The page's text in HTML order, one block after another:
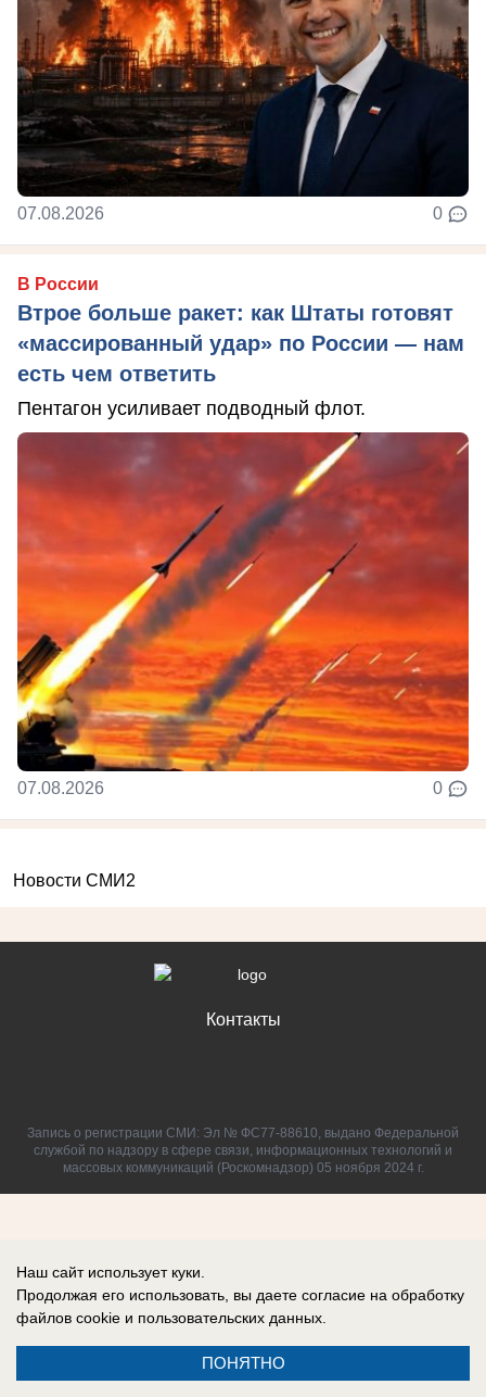
07.08.2026 0
В России
Втрое больше ракет: как Штаты готовят
«массированный удар» по России — нам
есть чем ответить
Пентагон усиливает подводный флот.
07.08.2026 0
Новости СМИ2
Контакты
Запись о регистрации СМИ: Эл № ФС77-88610, выдано Федеральной
службой по надзору в сфере связи, информационных технологий и
массовых коммуникаций (Роскомнадзор) 05 ноября 2024 г.
Наш сайт использует куки.
Продолжая его использовать, вы даете согласие на обработку
файлов cookie и пользовательских данных.
ПОНЯТНО